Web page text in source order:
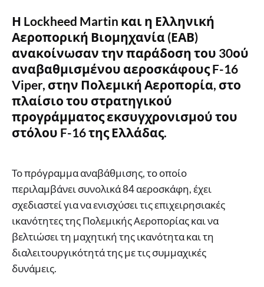
Η Lockheed Martin και η Ελληνική
Αεροπορική Βιομηχανία (ΕΑΒ)
ανακοίνωσαν την παράδοση του 30ού
αναβαθμισμένου αεροσκάφους F-16
Viper, στην Πολεμική Αεροπορία, στο
πλαίσιο του στρατηγικού
προγράμματος εκσυγχρονισμού του
στόλου F-16 της Ελλάδας.
Το πρόγραμμα αναβάθμισης, το οποίο
περιλαμβάνει συνολικά 84 αεροσκάφη, έχει
σχεδιαστεί για να ενισχύσει τις επιχειρησιακές
ικανότητες της Πολεμικής Αεροπορίας και να
βελτιώσει τη μαχητική της ικανότητα και τη
διαλειτουργικότητά της με τις συμμαχικές
δυνάμεις.